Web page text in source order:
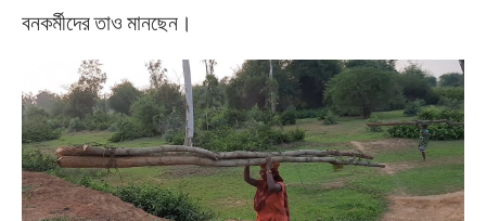
বনকর্মীদের তাও মানছেন।